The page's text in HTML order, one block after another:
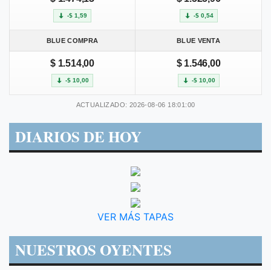
-$ 1,59 -$ 0,54
BLUE COMPRA BLUE VENTA
$ 1.514,00
-$ 10,00
$ 1.546,00
-$ 10,00
ACTUALIZADO: 2026-08-06 18:01:00
DIARIOS DE HOY
VER MÁS TAPAS
NUESTROS OYENTES